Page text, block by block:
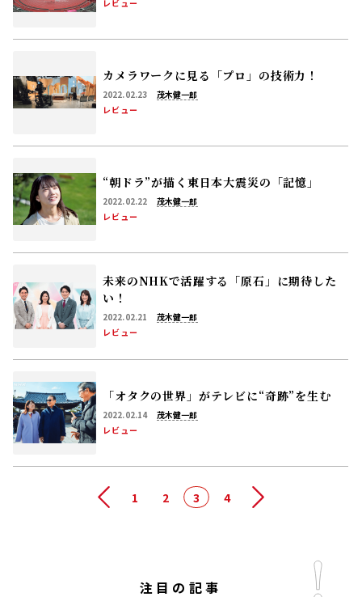
レビュー
カメラワークに見る「プロ」の技術力！
2022.02.23
茂木健一郎
レビュー
“朝ドラ”が描く東日本大震災の「記憶」
2022.02.22
茂木健一郎
レビュー
未来のNHKで活躍する「原石」に期待した
い！
2022.02.21
茂木健一郎
レビュー
「オタクの世界」がテレビに“奇跡”を生む
2022.02.14
茂木健一郎
レビュー
前へ 1 2 3 4 次へ
注目の記事